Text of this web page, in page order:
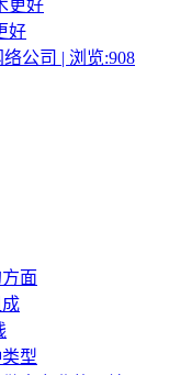
好
公司 | 浏览:908
面
型